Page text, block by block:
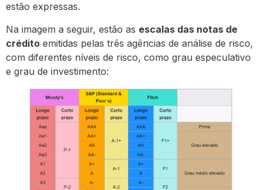
estão expressas.
Na imagem a seguir, estão as escalas das notas de
crédito emitidas pelas três agências de análise de risco,
com diferentes níveis de risco, como grau especulativo
e grau de investimento: